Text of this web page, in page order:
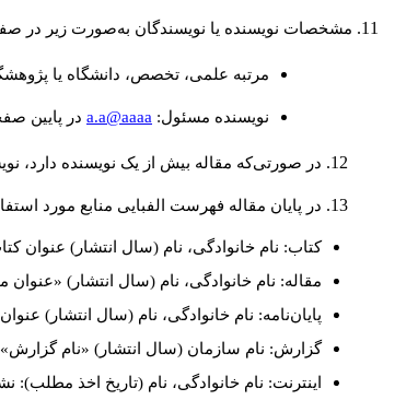
مشخصات نویسنده یا نویسندگان به‌صورت زیر در
مرتبه علمی، تخصص، دانشگاه یا
نويسنده مسئول: a.a@aaaa در پايين
در صورتی‌که مقاله بیش از یک نویسنده
در پایان مقاله فهرست الفبایی منابع مورد
کتاب: نام خانوادگی، نام (سال انتشار) عنوان
مقاله: نام خانوادگی، نام (سال انتشار)
پایان‌نامه: نام خانوادگی، نام (سال انتشار)
گزارش: نام سازمان (سال انتشار) «نام
اینترنت: نام خانوادگی، نام (تاریخ اخذ